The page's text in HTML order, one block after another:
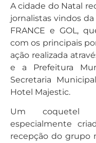
A cidade do Natal
jornalistas vindos da
FRANCE e GOL,
com os principais
ação realizada
e a Prefeitura
Secretaria
Hotel Majestic.
Um coquetel
especialmente
recepção do grupo